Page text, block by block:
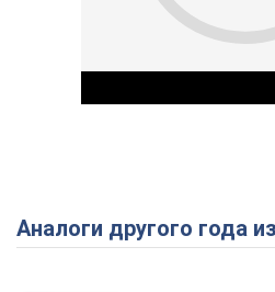
Аналоги другого года